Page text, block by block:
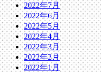
2022年7月
2022年6月
2022年5月
2022年4月
2022年3月
2022年2月
2022年1月